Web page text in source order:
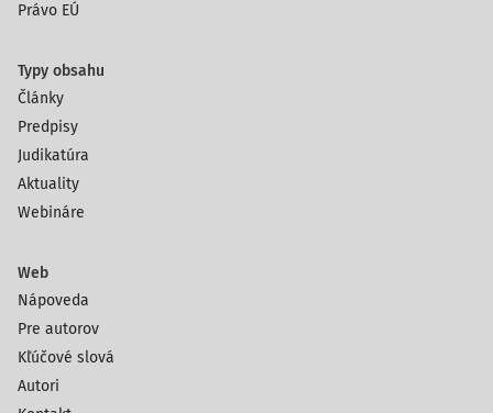
Právo EÚ
Typy obsahu
Články
Predpisy
Judikatúra
Aktuality
Webináre
Web
Nápoveda
Pre autorov
Kľúčové slová
Autori